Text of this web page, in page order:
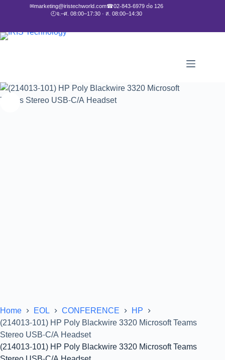
✉marketing@iristechworld.com☎02-843-6979 ต่อ 126
🕘จ.–ศ. 08:00–17:30 · ส. 08:00–14:30
Home EOL CONFERENCE
HP
(214013-101) HP Poly Blackwire 3320 Microsoft Teams
Stereo USB-C/A Headset
(214013-101) HP Poly Blackwire 3320 Microsoft Teams